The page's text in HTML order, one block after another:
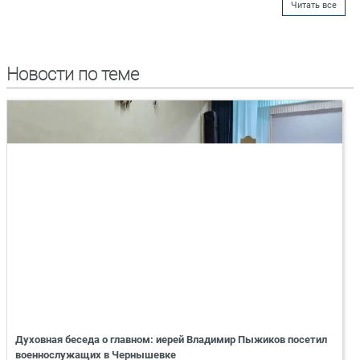
Читать все
Новости по теме
Духовная беседа о главном: иерей Владимир Пыжиков посетил
военнослужащих в Чернышевке